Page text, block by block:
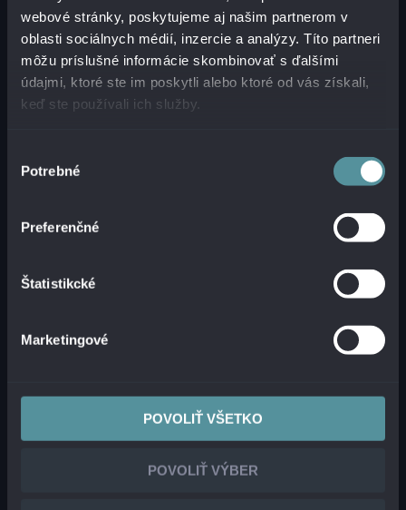
webové stránky, poskytujeme aj našim partnerom v
oblasti sociálnych médií, inzercie a analýzy. Títo partneri
môžu príslušné informácie skombinovať s ďalšími
údajmi, ktoré ste im poskytli alebo ktoré od vás získali,
keď ste používali ich služby.
súhlasu
Potrebné
Preferenčné
Štatistikcké
Marketingové
POVOLIŤ VŠETKO
POVOLIŤ VÝBER
POTREBUJETE POMÔCŤ
ALEBO PORADIŤ?
Zanechajte nám na seba kontakt a my Vás